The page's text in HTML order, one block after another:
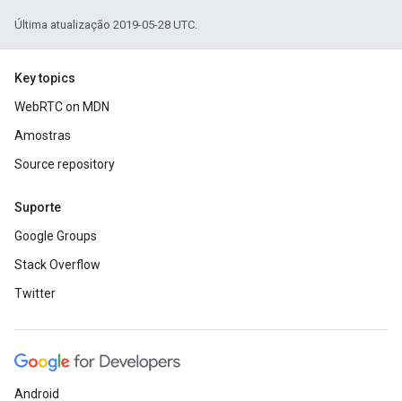
Última atualização 2019-05-28 UTC.
Key topics
WebRTC on MDN
Amostras
Source repository
Suporte
Google Groups
Stack Overflow
Twitter
Android